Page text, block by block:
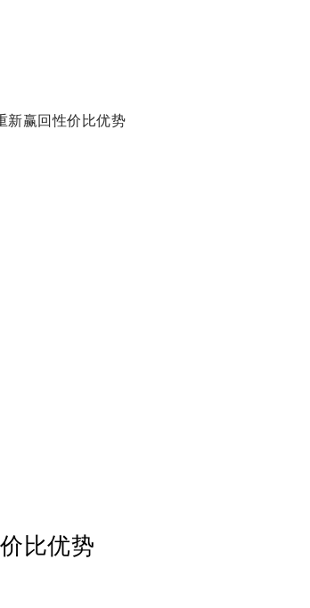
新赢回性价比优势
比优势